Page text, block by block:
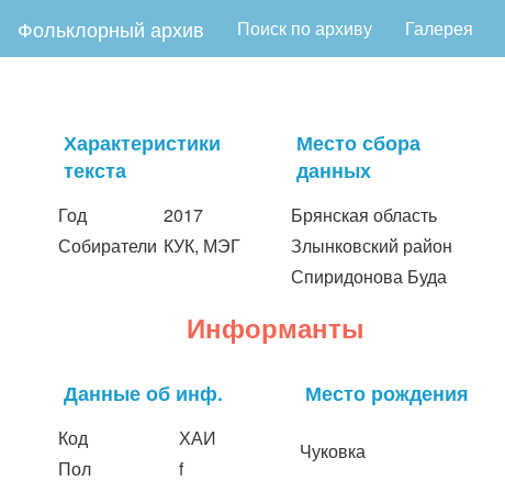
Фольклорный архив Поиск по архиву Галерея
Характеристики
текста
Год
2017
Собиратели КУК, МЭГ
Место сбора
данных
Брянская область
Злынковский район
Спиридонова Буда
Информанты
Данные об инф.
Код
ХАИ
Пол
f
Место рождения
Чуковка